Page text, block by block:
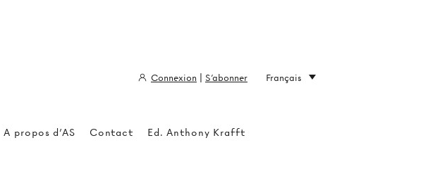
A propos d'AS Contact Ed. Anthony Krafft
Connexion S'abonner Français